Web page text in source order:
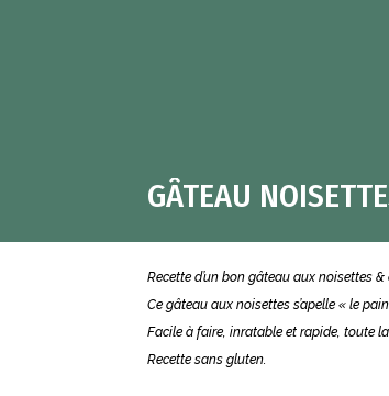
GÂTEAU
Recette d’un bon gâteau aux noisettes &
Ce gâteau aux noisettes s’apelle « le
Facile à faire, inratable et rapide, toute
Recette sans gluten.